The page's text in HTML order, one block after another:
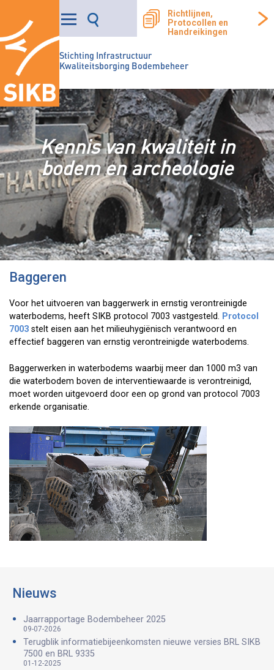
Stichting Infrastructuur
Kwaliteitsborging Bodembeheer
Richtlijnen,
Protocollen en
Handreikingen
Kennis van kwaliteit in
bodem en archeologie
Baggeren
Voor het uitvoeren van baggerwerk in ernstig verontreinigde
waterbodems, heeft SIKB protocol 7003 vastgesteld. Protocol
7003 stelt eisen aan het milieuhygiënisch verantwoord en
effectief baggeren van ernstig verontreinigde waterbodems.
Baggerwerken in waterbodems waarbij meer dan 1000 m3 van
die waterbodem boven de interventiewaarde is verontreinigd,
moet worden uitgevoerd door een op grond van protocol 7003
erkende organisatie.
Nieuws
Jaarrapportage Bodembeheer 2025
09-07-2026
Terugblik informatiebijeenkomsten nieuwe versies BRL SIKB
7500 en BRL 9335
01-12-2025